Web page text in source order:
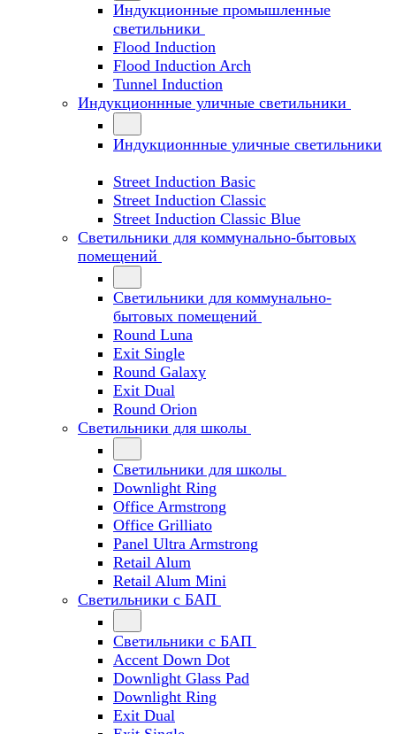
Индукционные промышленные
светильники
Flood Induction
Flood Induction Arch
Tunnel Induction
Индукционнные уличные светильники
Индукционнные уличные светильники
Street Induction Basic
Street Induction Classic
Street Induction Classic Blue
Светильники для коммунально-бытовых
помещений
Светильники для коммунально-
бытовых помещений
Round Luna
Exit Single
Round Galaxy
Exit Dual
Round Orion
Светильники для школы
Светильники для школы
Downlight Ring
Office Armstrong
Office Grilliato
Panel Ultra Armstrong
Retail Alum
Retail Alum Mini
Светильники с БАП
Светильники с БАП
Accent Down Dot
Downlight Glass Pad
Downlight Ring
Exit Dual